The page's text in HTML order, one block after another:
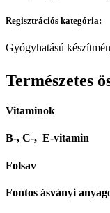
Regisztrációs kategória:
Gyógyhatású
Természetes
Vitaminok
B-, C-, E-vitamin
Folsav
Fontos ásványi